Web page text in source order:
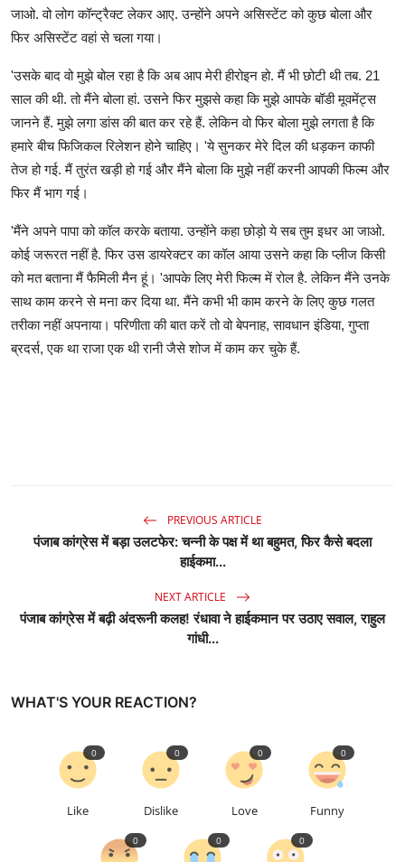
जाओ. वो लोग कॉन्ट्रैक्ट लेकर आए. उन्होंने अपने असिस्टेंट को कुछ बोला और
फिर असिस्टेंट वहां से चला गया।
'उसके बाद वो मुझे बोल रहा है कि अब आप मेरी हीरोइन हो. मैं भी छोटी थी तब. 21
साल की थी. तो मैंने बोला हां. उसने फिर मुझसे कहा कि मुझे आपके बॉडी मूवमेंट्स
जानने हैं. मुझे लगा डांस की बात कर रहे हैं. लेकिन वो फिर बोला मुझे लगता है कि
हमारे बीच फिजिकल रिलेशन होने चाहिए। 'ये सुनकर मेरे दिल की धड़कन काफी
तेज हो गई. मैं तुरंत खड़ी हो गई और मैंने बोला कि मुझे नहीं करनी आपकी फिल्म और
फिर मैं भाग गई।
'मैंने अपने पापा को कॉल करके बताया. उन्होंने कहा छोड़ो ये सब तुम इधर आ जाओ.
कोई जरूरत नहीं है. फिर उस डायरेक्टर का कॉल आया उसने कहा कि प्लीज किसी
को मत बताना मैं फैमिली मैन हूं। 'आपके लिए मेरी फिल्म में रोल है. लेकिन मैंने उनके
साथ काम करने से मना कर दिया था. मैंने कभी भी काम करने के लिए कुछ गलत
तरीका नहीं अपनाया। परिणीता की बात करें तो वो बेपनाह, सावधान इंडिया, गुप्ता
ब्रदर्स, एक था राजा एक थी रानी जैसे शोज में काम कर चुके हैं.
PREVIOUS ARTICLE
पंजाब कांग्रेस में बड़ा उलटफेर: चन्नी के पक्ष में था बहुमत, फिर कैसे बदला
हाईकमा...
NEXT ARTICLE
पंजाब कांग्रेस में बढ़ी अंदरूनी कलह! रंधावा ने हाईकमान पर उठाए सवाल, राहुल
गांधी...
WHAT'S YOUR REACTION?
Like
0
Dislike
0
Love
0
Funny
0
0 0 0